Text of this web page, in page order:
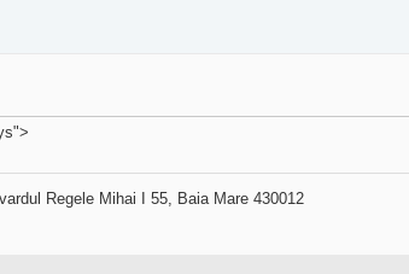
Regele Mihai I 55, Baia Mare 430012